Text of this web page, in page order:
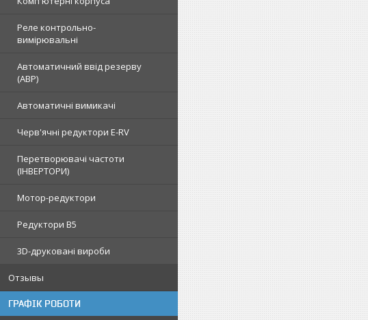
Реле контрольно-
вимірювальні
Автоматичний ввід резерву
(АВР)
Автоматичні вимикачі
Черв'ячні редуктори E-RV
Перетворювачі частоти
(ІНВЕРТОРИ)
Мотор-редуктори
Редуктори B5
3D-друковані вироби
Отзывы
ГРАФІК РОБОТИ